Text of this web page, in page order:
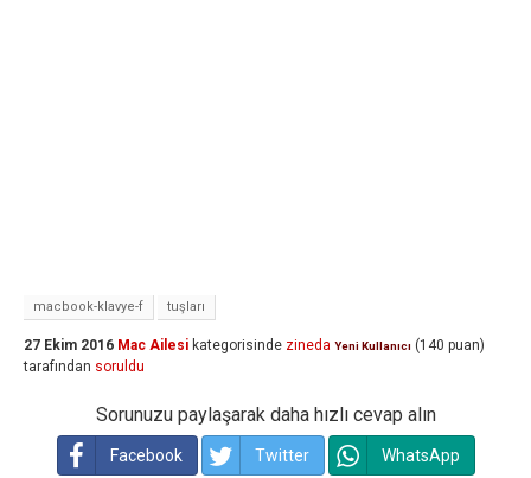
macbook-klavye-f tuşları
27 Ekim 2016 Mac Ailesi kategorisinde zineda Yeni Kullanıcı (140 puan)
tarafından soruldu
Sorunuzu paylaşarak daha hızlı cevap alın
Facebook Twitter WhatsApp